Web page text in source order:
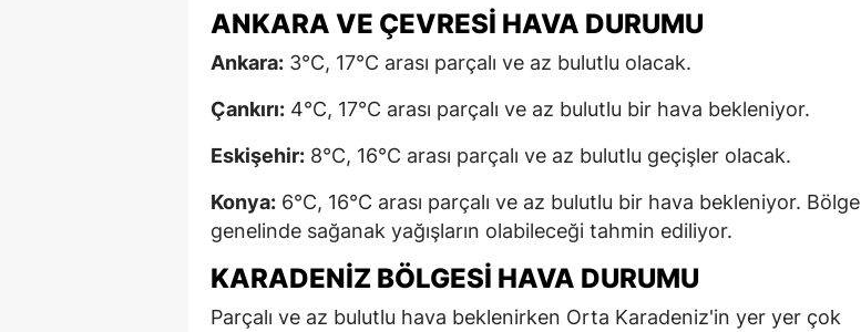
ANKARA VE ÇEVRESI HAVA DURUMU
Ankara: 3°C, 17°C arası parçalı ve az bulutlu olacak.
Çankırı: 4°C, 17°C arası parçalı ve az bulutlu bir hava bekleniyor.
Eskişehir: 8°C, 16°C arası parçalı ve az bulutlu geçişler olacak.
Konya: 6°C, 16°C arası parçalı ve az bulutlu bir hava bekleniyor. Bölge
genelinde sağanak yağışların olabileceği tahmin ediliyor.
KARADENIZ BÖLGESI HAVA DURUMU
Parçalı ve az bulutlu hava beklenirken Orta Karadeniz'in yer yer çok